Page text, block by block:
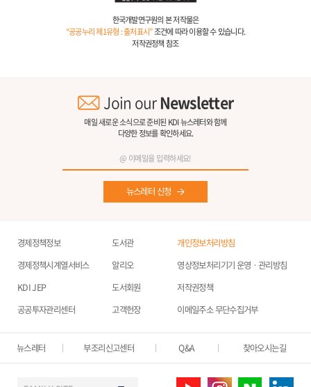
한국개발연구원의 본 저작물은
“공공누리 제1유형 : 출처표시”조건에 따라 이용할 수 있습니다.
저작권정책 참조
Join ourNewsletter
매일 새로운 소식으로 준비된 KDI 뉴스레터와 함께
다양한 정보를 확인하세요.
뉴스레터 신청
경제정책정보
경제정책시계열서비스
KDI JEP
공공투자관리센터
도서관
알리오
도서회원
고객헌장
개인정보처리방침
영상정보처리기기 운영ㆍ관리방침
저작권정책
이메일주소 무단수집거부
뉴스레터 부조리신고센터 Q&A 찾아오시는길